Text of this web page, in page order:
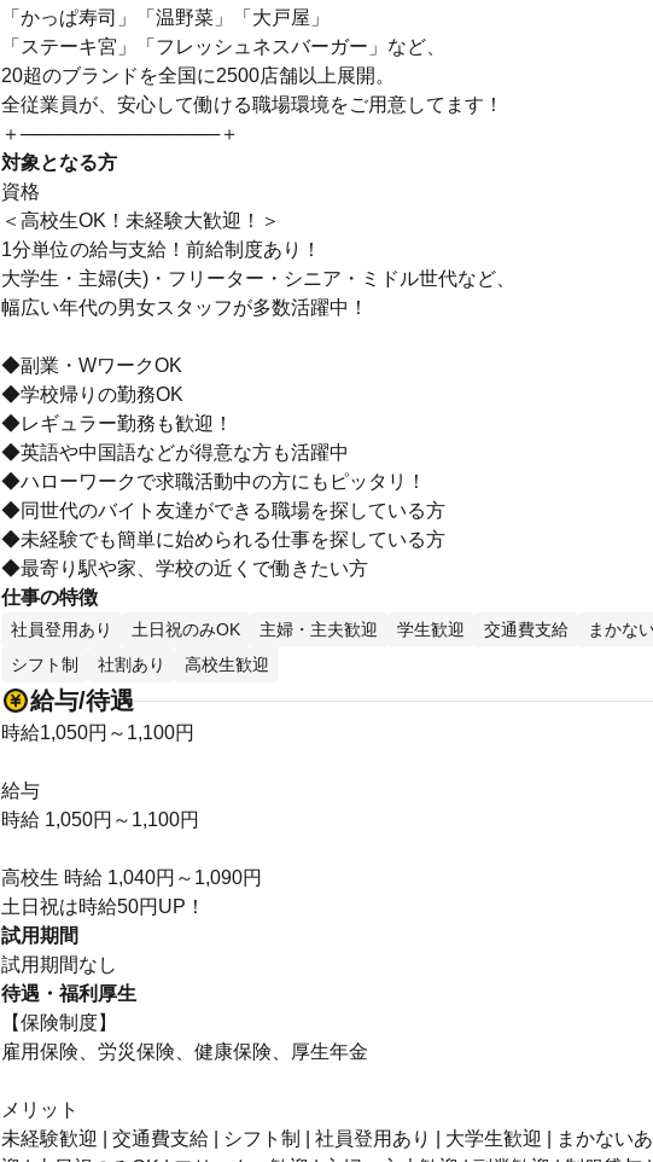
「かっぱ寿司」「温野菜」「大戸屋」
「ステーキ宮」「フレッシュネスバーガー」など、
20超のブランドを全国に2500店舗以上展開。
全従業員が、安心して働ける職場環境をご用意してます！
＋───────────────＋
対象となる方
資格
＜高校生OK！未経験大歓迎！＞
1分単位の給与支給！前給制度あり！
大学生・主婦(夫)・フリーター・シニア・ミドル世代など、
幅広い年代の男女スタッフが多数活躍中！
◆副業・WワークOK
◆学校帰りの勤務OK
◆レギュラー勤務も歓迎！
◆英語や中国語などが得意な方も活躍中
◆ハローワークで求職活動中の方にもピッタリ！
◆同世代のバイト友達ができる職場を探している方
◆未経験でも簡単に始められる仕事を探している方
◆最寄り駅や家、学校の近くで働きたい方
仕事の特徴
社員登用あり 土日祝のみOK 主婦・主夫歓迎 学生歓迎 交通費支給
まかな
シフト制
社割あり 高校生歓迎
給与/待遇
時給1,050円～1,100円
給与
時給 1,050円～1,100円
高校生 時給 1,040円～1,090円
土日祝は時給50円UP！
試用期間
試用期間なし
待遇・福利厚生
【保険制度】
雇用保険、労災保険、健康保険、厚生年金
メリット
未経験歓迎 | 交通費支給 | シフト制 | 社員登用あり | 大学生歓迎 | まかない